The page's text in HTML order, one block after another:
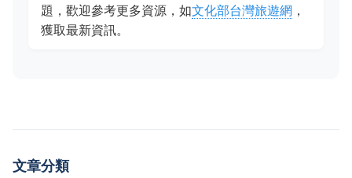
題，歡迎參考更多資源，如文化部台灣旅遊網 ，
獲取最新資訊。
文章分類